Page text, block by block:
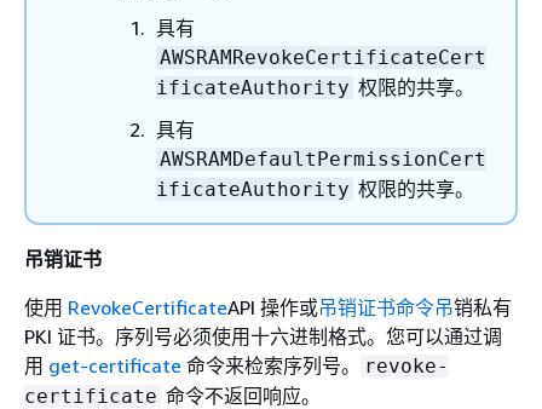
具有
AWSRAMRevokeCertificateCert
ificateAuthority 权限的共享。
具有
AWSRAMDefaultPermissionCert
ificateAuthority 权限的共享。
吊销证书
使用 RevokeCertificateAPI 操作或吊销证书命令吊销私有
PKI 证书。序列号必须使用十六进制格式。您可以通过调
用 get-certificate 命令来检索序列号。
revoke-
certificate 命令不返回响应。